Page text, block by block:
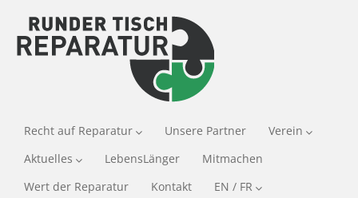
Recht auf Reparatur Unsere Partner
Verein
Aktuelles
LebensLänger
Mitmachen
Wert der Reparatur
Kontakt EN / FR